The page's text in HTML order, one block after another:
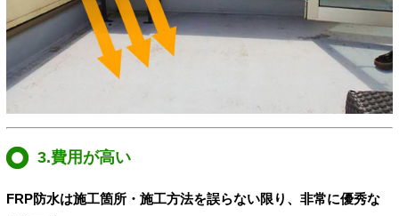
3.費用が高い
FRP防水は施工箇所・施工方法を誤らない限り、非常に優秀な